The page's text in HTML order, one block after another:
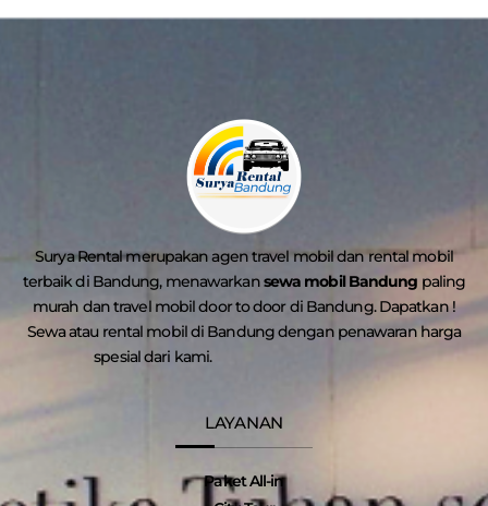
Surya Rental merupakan agen travel mobil dan rental mobil
terbaik di Bandung, menawarkansewa mobil Bandung paling
murah dan travel mobil door to door di Bandung. Dapatkan !
Sewa atau rental mobil di Bandung dengan penawaran harga
spesial dari kami.
LAYANAN
Paket All-in